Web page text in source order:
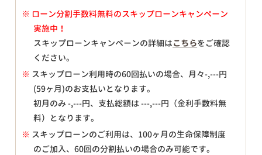
※ ローン分割手数料無料のスキップローンキャンペーン
実施中！
スキップローンキャンペーンの詳細はこちらをご確認
ください。
※ スキップローン利用時の60回払いの場合、月々-,---円
(59ヶ月)のお支払いとなります。
初月のみ-,---円、支払総額は---,---円（金利手数料無
料）となります。
※ スキップローンのご利用は、100ヶ月の生命保障制度
のご加入、60回の分割払いの場合のみ可能です。